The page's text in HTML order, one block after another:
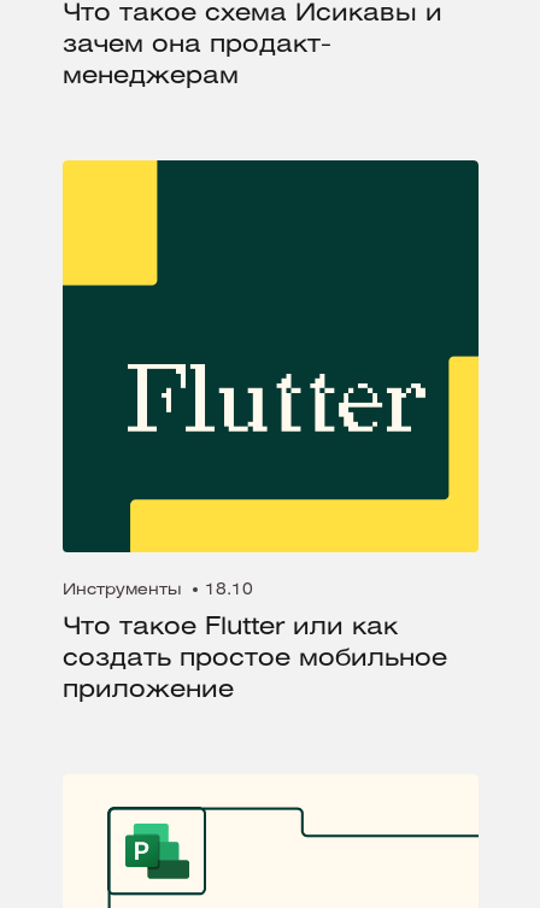
Что такое схема Исикавы и
зачем она продакт-
менеджерам
Инструменты 18.10
Что такое Flutter или как
создать простое мобильное
приложение